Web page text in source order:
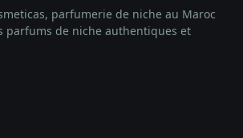
parfumerie de niche au Maroc
parfums de niche authentiques et